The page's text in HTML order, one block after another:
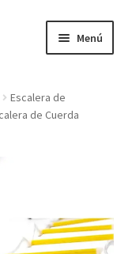
Menú
Escalera de
de Cuerda